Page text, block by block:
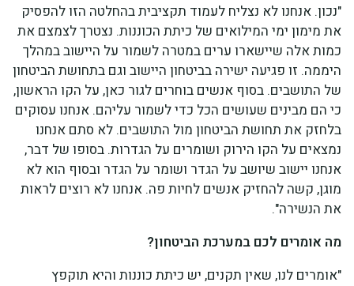
"נכון. אנחנו לא נצליח לעמוד תקציבית בהחלטה הזו להפסיק
את מימון ימי המילואים של כיתת הכוננות. נצטרך לצמצם את
כמות אלה שיישארו ערים במטרה לשמור על היישוב במהלך
היממה. זו פגיעה ישירה בביטחון היישוב וגם בתחושת הביטחון
של התושבים. בסוף אנשים בוחרים לגור כאן, על הקו הראשון,
כי הם מבינים שעושים הכל כדי לשמור עליהם. אנחנו עסוקים
בלחזק את תחושת הביטחון מול התושבים. לא סתם אנחנו
נמצאים על הקו הירוק ושומרים על הגדרות. בסופו של דבר,
אנחנו יישוב שיושב על הגדר ושומר על הגדר ובסוף הוא לא
מוגן, קשה להחזיק אנשים לחיות פה. אנחנו לא רוצים לראות
את הנשירה".
מה אומרים לכם במערכת הביטחון?
"אומרים לנו, שאין תקנים, יש כיתת כוננות והיא תוקפץ